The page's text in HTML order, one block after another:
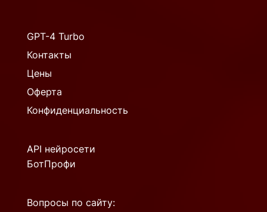
GPT-4 Turbo
Контакты
Цены
Оферта
Конфиденциальность
API нейросети
БотПрофи
Вопросы по сайту: